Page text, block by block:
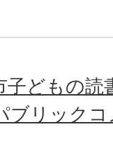
子どもの
ブリック